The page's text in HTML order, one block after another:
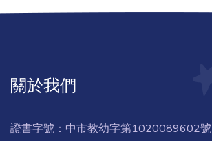
關於我們
證書字號：中市教幼字第1020089602號